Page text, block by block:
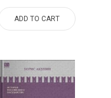
ADD TO CART